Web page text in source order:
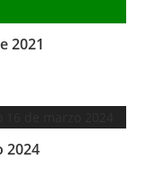
2021
2024